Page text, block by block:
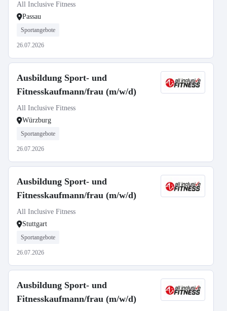
All Inclusive Fitness
Passau
Sportangebote
26.07.2026
Ausbildung Sport- und
Fitnesskaufmann/frau (m/w/d)
All Inclusive Fitness
Würzburg
Sportangebote
26.07.2026
Ausbildung Sport- und
Fitnesskaufmann/frau (m/w/d)
All Inclusive Fitness
Stuttgart
Sportangebote
26.07.2026
Ausbildung Sport- und
Fitnesskaufmann/frau (m/w/d)